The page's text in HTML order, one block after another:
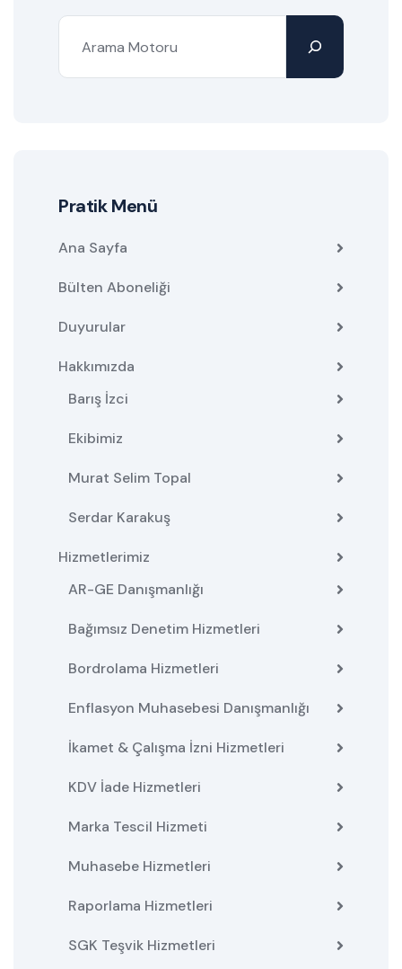
Pratik Menü
Ana Sayfa
Bülten Aboneliği
Duyurular
Hakkımızda
Barış İzci
Ekibimiz
Murat Selim Topal
Serdar Karakuş
Hizmetlerimiz
AR-GE Danışmanlığı
Bağımsız Denetim Hizmetleri
Bordrolama Hizmetleri
Enflasyon Muhasebesi Danışmanlığı
İkamet & Çalışma İzni Hizmetleri
KDV İade Hizmetleri
Marka Tescil Hizmeti
Muhasebe Hizmetleri
Raporlama Hizmetleri
SGK Teşvik Hizmetleri